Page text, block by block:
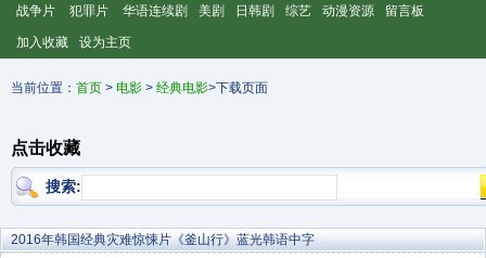
战争片 犯罪片 华语连续剧 美剧 日韩剧 综艺 动漫资源 留言板
加入收藏 设为主页
当前位置： 首页 > 电影 > 经典电影>下载页面
点击收藏
搜索:
2016年韩国经典灾难惊悚片《釜山行》蓝光韩语中字